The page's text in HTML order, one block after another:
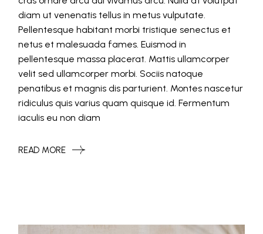
diam ut venenatis tellus in metus vulputate.
Pellentesque habitant morbi tristique senectus et
netus et malesuada fames. Euismod in
pellentesque massa placerat. Mattis ullamcorper
velit sed ullamcorper morbi. Sociis natoque
penatibus et magnis dis parturient. Montes nascetur
ridiculus quis varius quam quisque id. Fermentum
iaculis eu non diam
READ MORE